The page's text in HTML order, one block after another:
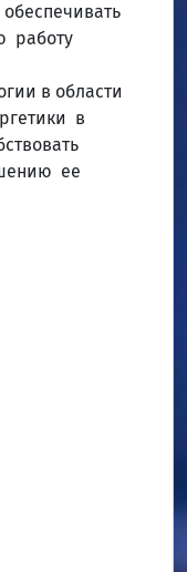
работу
в области
в
ее